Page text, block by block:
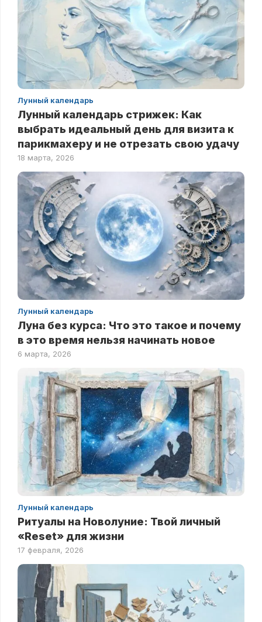
Лунный календарь
Лунный календарь стрижек: Как
выбрать идеальный день для визита к
парикмахеру и не отрезать свою удачу
18 марта, 2026
Лунный календарь
Луна без курса: Что это такое и почему
в это время нельзя начинать новое
6 марта, 2026
Лунный календарь
Ритуалы на Новолуние: Твой личный
«Reset» для жизни
17 февраля, 2026